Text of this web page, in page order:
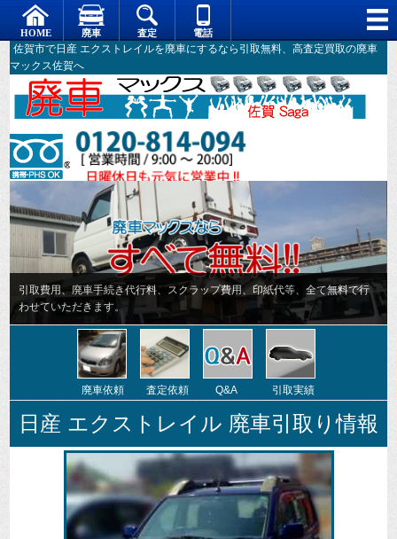
佐賀市で日産 エクストレイルを廃車にするなら引取無料、高査定買取の廃車
マックス佐賀へ
引取費用、廃車手続き代行料、スクラップ費用、印紙代等、全て無料で行
わせていただきます。
廃車依頼
不要になった
取に伺いま
す。
査定依頼
低走行、自走
取ります。
Q&A
廃車全般に関
質問
にお答えしま
す。
引取実績
廃車引取、査
日産 エクストレイル 廃車引取り情報